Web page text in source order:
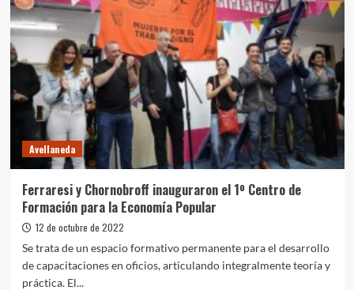
Avellaneda
Ferraresi y Chornobroff inauguraron el 1º Centro de
Formación para la Economía Popular
12 de octubre de 2022
Se trata de un espacio formativo permanente para el desarrollo
de capacitaciones en oficios, articulando integralmente teoría y
práctica. El...